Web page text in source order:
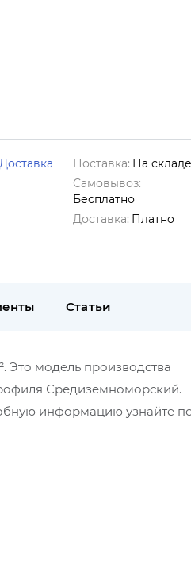
Доставка Поставка: На складе
Самовывоз:
Бесплатно
Доставка: Платно
Статьи
Это модель производства
Средиземноморский.
информацию узнайте